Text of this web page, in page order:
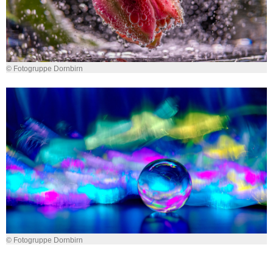
© Fotogruppe Dornbirn
© Fotogruppe Dornbirn